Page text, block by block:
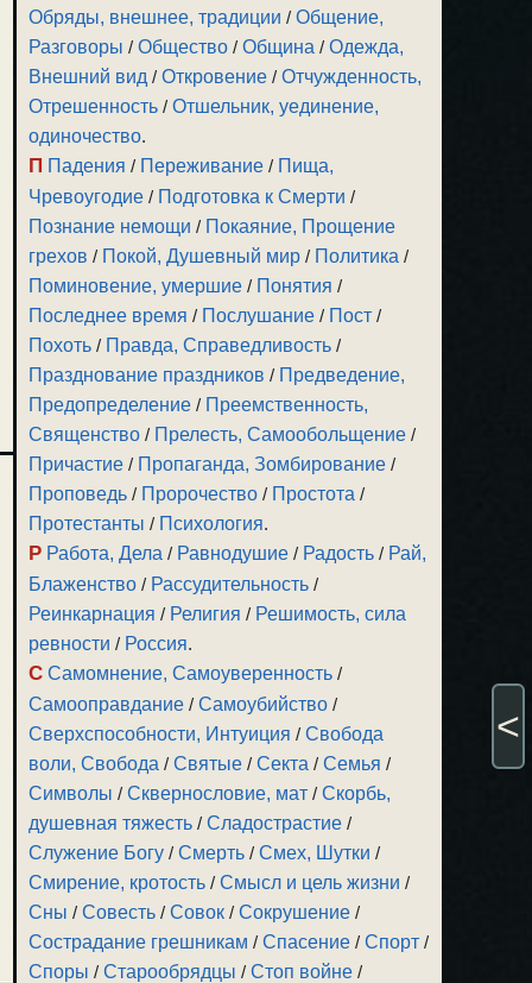
Обряды, внешнее, традиции /Общение,
Разговоры /Общество /Община /Одежда,
Внешний вид /Откровение /Отчужденность,
Отрешенность /Отшельник, уединение,
одиночество.
П Падения / Переживание / Пища,
Чревоугодие / Подготовка к Смерти /
Познание немощи / Покаяние, Прощение
грехов / Покой, Душевный мир / Политика /
Поминовение, умершие / Понятия /
Последнее время / Послушание / Пост /
Похоть / Правда, Справедливость /
Празднование праздников / Предведение,
Предопределение / Преемственность,
Священство / Прелесть, Самообольщение /
Причастие / Пропаганда, Зомбирование /
Проповедь / Пророчество / Простота /
Протестанты / Психология.
Р Работа, Дела / Равнодушие / Радость / Рай,
Блаженство / Рассудительность /
Реинкарнация / Религия / Решимость, сила
ревности / Россия.
С Самомнение, Самоуверенность /
Самооправдание /Самоубийство /
Сверхспособности, Интуиция /Свобода
воли, Свобода /Святые /Секта /Семья /
Символы /Сквернословие, мат /Скорбь,
душевная тяжесть /Сладострастие /
Служение Богу /Смерть /Смех, Шутки /
Смирение, кротость /Смысл и цель жизни /
Сны /Совесть /Совок /Сокрушение /
Сострадание грешникам /Спасение /Спорт /
Споры /Старообрядцы /Стоп войне /
<